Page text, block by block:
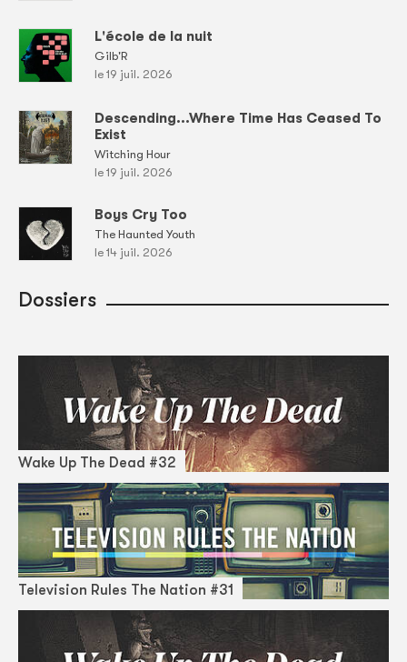
L'école de la nuit
Gilb'R
le 19 juil. 2026
Descending...Where Time Has Ceased To
Exist
Witching Hour
le 19 juil. 2026
Boys Cry Too
The Haunted Youth
le 14 juil. 2026
Dossiers
Wake Up The Dead #32
Television Rules The Nation #31